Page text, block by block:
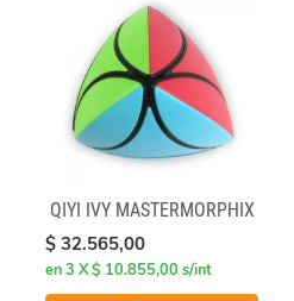
QIYI IVY MASTERMORPHIX
$ 32.565,00
en 3 X $ 10.855,00 s/int